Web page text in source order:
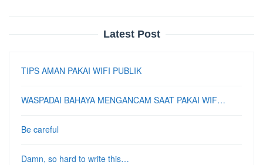
Latest Post
TIPS AMAN PAKAI WIFI PUBLIK
WASPADAI BAHAYA MENGANCAM SAAT PAKAI WIF…
Be careful
Damn, so hard to write this…